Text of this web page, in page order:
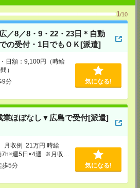
1/10
／8／8・9・22・23日＊自動
の受付・1日でもＯＫ[派遣]
日額：9,100円（時給
）
9分 気になる!
業ほぼなし▼広島で受付[派遣]
収例 21万円 時給
7h×週5日×4週 ※月収例
のではありません。※給
歩5分 気になる!
お願いします
録を推奨させていただいております。
ュー
験・ご希望による